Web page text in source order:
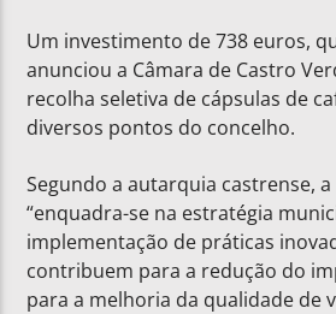
Um investimento de 738 euros,
anunciou a Câmara de Castro
recolha seletiva de cápsulas de
diversos pontos do concelho.
Segundo a autarquia castrense,
“enquadra-se na estratégia
implementação de práticas
contribuem para a redução do
para a melhoria da qualidade de